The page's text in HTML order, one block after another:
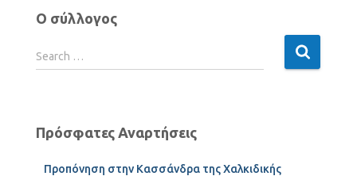
Ο σύλλογος
Search …
Πρόσφατες Αναρτήσεις
Προπόνηση στην Κασσάνδρα της Χαλκιδικής